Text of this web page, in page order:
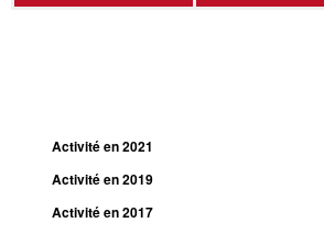
Activité en 2021
Activité en 2019
Activité en 2017